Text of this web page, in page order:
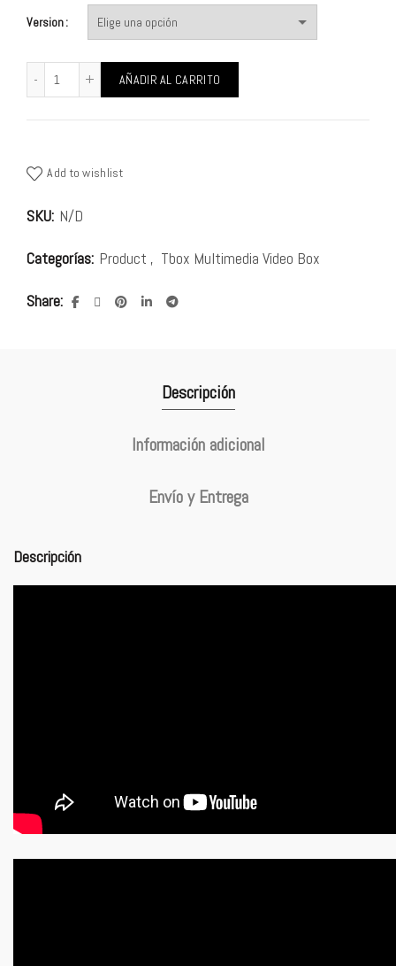
Version
AÑADIR AL CARRITO
Add to wishlist
SKU: N/D
Categorías: Product , Tbox Multimedia Video Box
Share
Descripción
Información adicional
Envío y Entrega
Descripción